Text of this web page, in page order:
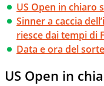
US Open in chiaro
Sinner a caccia
riesce dai tempi di
Data e ora del
US Open in